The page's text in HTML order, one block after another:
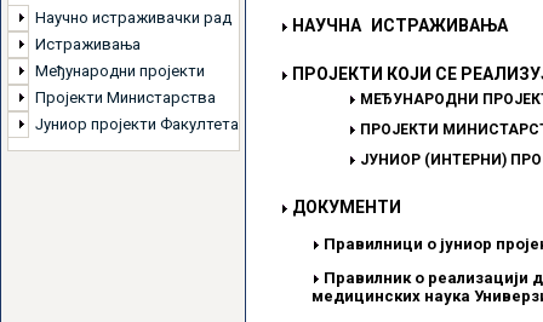
Научно истраживачки рад
Истраживања
Међународни пројекти
Пројекти Министарства
Јуниор пројекти Факултета
НАУЧНА ИСТРАЖИВАЊА
ПРОЈЕКТИ КОЈИ СЕ
МЕЂУНАРОДНИ
ПРОЈЕКТИ
ЈУНИОР (ИНТЕРНИ)
ДОКУМЕНТИ
Правилници о јуниор
Правилник о реализацији
медицинских наука